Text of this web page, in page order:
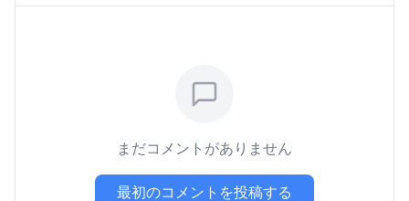
まだコメントがありません
最初のコメントを投稿する